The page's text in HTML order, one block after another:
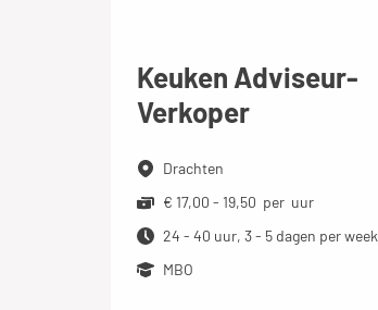
Keuken Adviseur-
Verkoper
Drachten
€ 17,00 - 19,50 per uur
24 - 40 uur, 3 - 5 dagen per week
MBO